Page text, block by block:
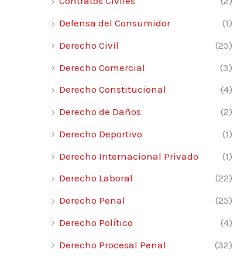
Defensa del Consumidor
(1)
Derecho Civil
(25)
Derecho Comercial
(3)
Derecho Constitucional
(4)
Derecho de Daños
(2)
Derecho Deportivo
(1)
Derecho Internacional Privado
(1)
Derecho Laboral
(22)
Derecho Penal
(25)
Derecho Político
(4)
Derecho Procesal Penal
(32)